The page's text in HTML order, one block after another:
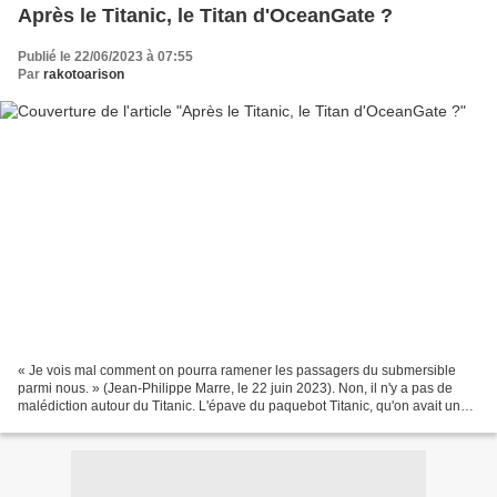
Après le Titanic, le Titan d'OceanGate ?
Publié le 22/06/2023 à 07:55
Par rakotoarison
« Je vois mal comment on pourra ramener les passagers du submersible
parmi nous. » (Jean-Philippe Marre, le 22 juin 2023). Non, il n'y a pas de
malédiction autour du Titanic. L'épave du paquebot Titanic, qu'on avait un